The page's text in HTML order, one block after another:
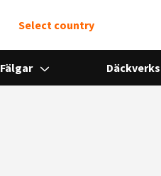
Select country
Fälgar